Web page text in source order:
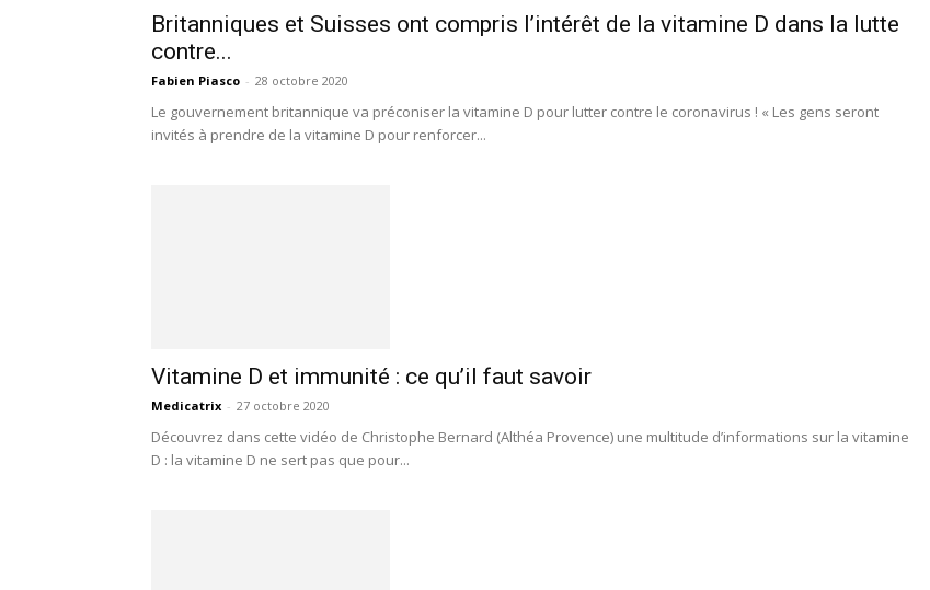
Britanniques et Suisses ont compris l’intérêt de la vitamine D dans la lutte
contre...
Fabien Piasco - 28 octobre 2020
Le gouvernement britannique va préconiser la vitamine D pour lutter contre le coronavirus ! « Les gens seront
invités à prendre de la vitamine D pour renforcer...
Vitamine D et immunité : ce qu’il faut savoir
Medicatrix - 27 octobre 2020
Découvrez dans cette vidéo de Christophe Bernard (Althéa Provence) une multitude d’informations sur la vitamine
D : la vitamine D ne sert pas que pour...